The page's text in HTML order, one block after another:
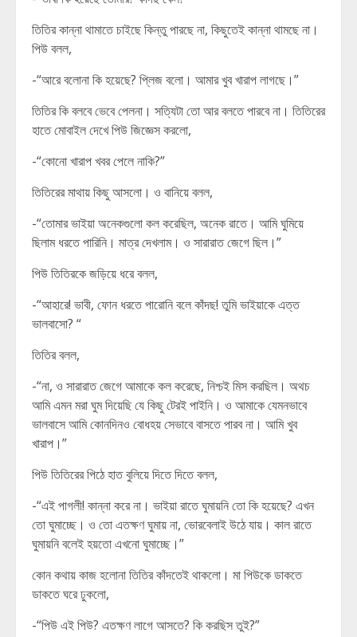
তিতির কান্না থামাতে চাইছে কিন্তু পারছে না, কিছুতেই কান্না থামছে না।
পিউ বলল,
-“আরে বলোনা কি হয়েছে? প্লিজ বলো। আমার খুব খারাপ লাগছে।”
তিতির কি বলবে ভেবে পেলনা। সত্যিটা তো আর বলতে পারবে না। তিতিরের
হাতে মোবাইল দেখে পিউ জিজ্ঞেস করলো,
-“কোনো খারাপ খবর পেলে নাকি?”
তিতিরের মাথায় কিছু আসলো। ও বানিয়ে বলল,
-“তোমার ভাইয়া অনেকগুলো কল করেছিল, অনেক রাতে। আমি ঘুমিয়ে
ছিলাম ধরতে পারিনি। মাত্র দেখলাম। ও সারারাত জেগে ছিল।”
পিউ তিতিরকে জড়িয়ে ধরে বলল,
-“আহারে! ভাবী, ফোন ধরতে পারোনি বলে কাঁদছ! তুমি ভাইয়াকে এত্ত
ভালবাসো? “
তিতির বলল,
-“না, ও সারারাত জেগে আমাকে কল করেছে, নিশ্চই মিস করছিল। অথচ
আমি এমন মরা ঘুম দিয়েছি যে কিছু টেরই পাইনি। ও আমাকে যেমনভাবে
ভালবাসে আমি কোনদিনও বোধহয় সেভাবে বাসতে পারব না। আমি খুব
খারাপ।”
পিউ তিতিরের পিঠে হাত বুলিয়ে দিতে দিতে বলল,
-“এই পাগলী! কান্না করে না। ভাইয়া রাতে ঘুমায়নি তো কি হয়েছে? এখন
তো ঘুমাচ্ছে। ও তো এতক্ষণ ঘুমায় না, ভোরবেলাই উঠে যায়। কাল রাতে
ঘুমায়নি বলেই হয়তো এখনো ঘুমাচ্ছে।”
কোন কথায় কাজ হলোনা তিতির কাঁদতেই থাকলো। মা পিউকে ডাকতে
ডাকতে ঘরে ঢুকলো,
-“পিউ এই পিউ? এতক্ষণ লাগে আসতে? কি করছিস তুই?”